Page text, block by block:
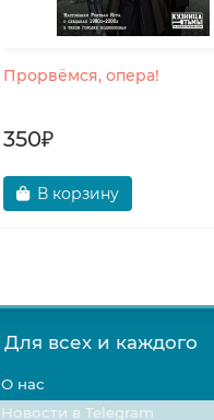
Прорвёмся, опера!
350₽
В корзину
Для всех и каждого
О нас
Новости в Telegram